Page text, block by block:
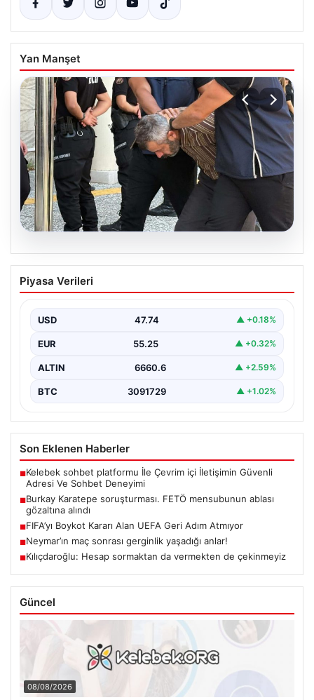
Yan Manşet
Burkay Karatepe soruşturması. FETÖ
mensubunun ablası gözaltına alındı
Piyasa Verileri
USD 47.74 ▲ +0.18%
EUR 55.25 ▲ +0.32%
ALTIN 6660.6 ▲ +2.59%
BTC 3091729 ▲ +1.02%
Son Eklenen Haberler
■Kelebek sohbet platformu İle Çevrim içi İletişimin Güvenli
Adresi Ve Sohbet Deneyimi
■Burkay Karatepe soruşturması. FETÖ mensubunun ablası
gözaltına alındı
■FIFA’yı Boykot Kararı Alan UEFA Geri Adım Atmıyor
■Neymar’ın maç sonrası gerginlik yaşadığı anlar!
■Kılıçdaroğlu: Hesap sormaktan da vermekten de çekinmeyiz
Güncel
08/08/2026